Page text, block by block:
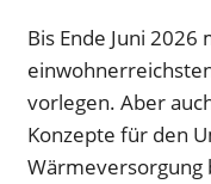
Bis Ende Juni 2026
vorlegen. Aber
Konzepte für den